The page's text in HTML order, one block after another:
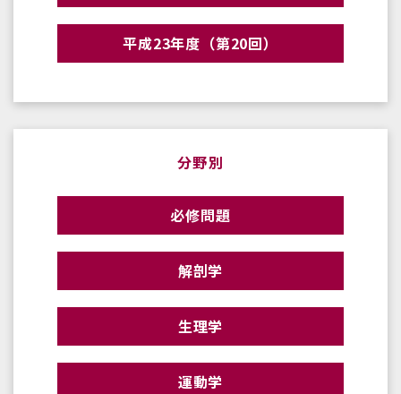
平成23年度（第20回）
分野別
必修問題
解剖学
生理学
運動学